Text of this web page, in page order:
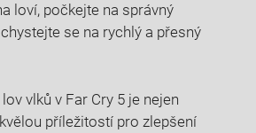
loví, počkejte na správný
se na rychlý a přesný
vlků v Far Cry 5 je nejen
příležitostí pro zlepšení